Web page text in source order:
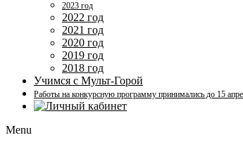
2023 год
2022 год
2021 год
2020 год
2019 год
2018 год
Учимся с Мульт-Горой
Работы на конкурсную программу принимались до 15
Menu